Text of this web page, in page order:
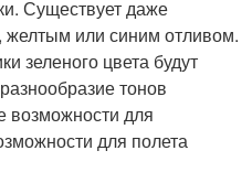
Существует даже
желтым или синим отливом.
зеленого цвета будут
тонов
возможности для
для полета